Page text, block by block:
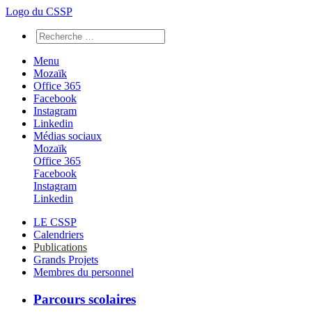
Logo du CSSP
Menu
Mozaïk
Office 365
Facebook
Instagram
Linkedin
Médias sociaux
Mozaïk
Office 365
Facebook
Instagram
Linkedin
LE CSSP
Calendriers
Publications
Grands Projets
Membres du personnel
Parcours scolaires